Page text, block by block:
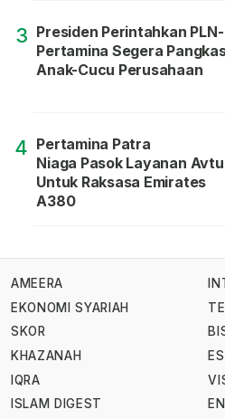
3 Presiden Perintahkan PLN-
Pertamina Segera
Anak-Cucu Perusahaan
4 Pertamina Patra
Niaga Pasok Layanan
Untuk Raksasa Emirates
A380
AMEERA
EKONOMI SYARIAH
SKOR
KHAZANAH
IQRA
ISLAM DIGEST